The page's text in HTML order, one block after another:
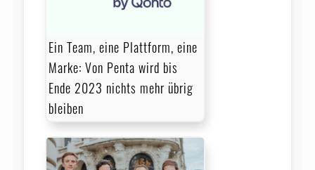
Ein Team, eine Plattform, eine
Marke: Von Penta wird bis
Ende 2023 nichts mehr übrig
bleiben